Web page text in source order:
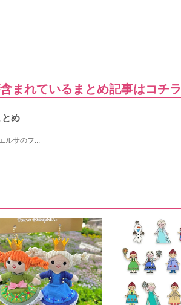
まれているまとめ記事はコチラ
め
ルサのフ...